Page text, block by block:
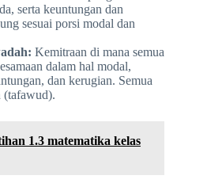
serta keuntungan dan
sesuai porsi modal dan
Kemitraan di mana semua
dalam hal modal,
dan kerugian. Semua
(tafawud).
1.3 matematika kelas